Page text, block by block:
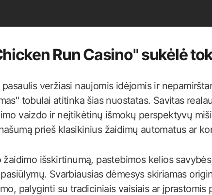
Run Casino" sukėlė
veržiasi naujomis idėjomis ir
tobulai atitinka šias nuostatas. Savitas
vaizdo ir neįtikėtinų išmokų perspektyvų
prieš klasikinius žaidimų automatus ar
žaidimo išskirtinumą, pastebimos kelios
Svarbiausias dėmesys skiriamas
palyginti su tradiciniais vaisiais ar įprastomis